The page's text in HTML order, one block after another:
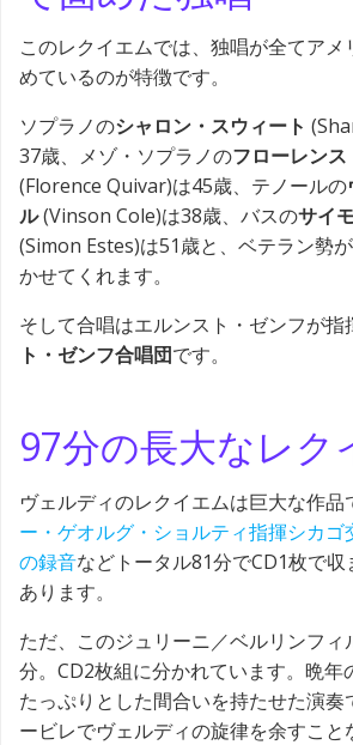
このレクイエムでは、独唱が全てア
めているのが特徴です。
ソプラノのシャロン・スウィート
37歳、メゾ・ソプラノのフローレン
(Florence Quivar)は45歳、テノールの
ル(Vinson Cole)は38歳、バスのサイ
(Simon Estes)は51歳と、ベテラン勢
かせてくれます。
そして合唱はエルンスト・ゼンフが指
ト・ゼンフ合唱団です。
97分の長大なレク
ヴェルディのレクイエムは巨大な作品
ー・ゲオルグ・ショルティ指揮シカ
の録音などトータル81分でCD1枚で収
あります。
ただ、このジュリーニ／ベルリンフ
分。CD2枚組に分かれています。晩年
たっぷりとした間合いを持たせた演奏
ービレでヴェルディの旋律を余すこと